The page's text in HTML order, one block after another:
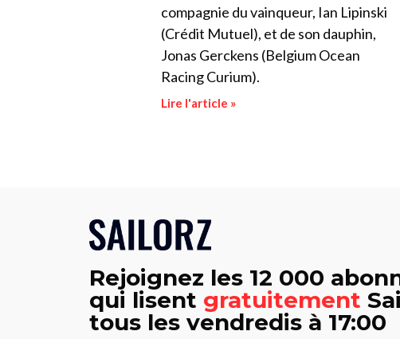
compagnie du vainqueur, Ian Lipinski
(Crédit Mutuel), et de son dauphin,
Jonas Gerckens (Belgium Ocean
Racing Curium).
Lire l'article »
Rejoignez les 12 000
qui lisent gratuitement
tous les vendredis à 17:00